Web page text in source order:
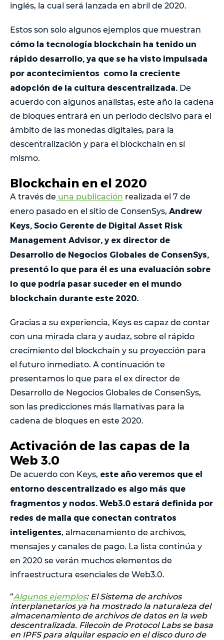
inglés, la cual será lanzada en abril de 2020.
Estos son solo algunos ejemplos que muestran
cómo la tecnología blockchain ha tenido un
rápido desarrollo, ya que se ha visto impulsada
por acontecimientos como la creciente
adopción de la cultura descentralizada. De
acuerdo con algunos analistas, este año la cadena
de bloques entrará en un periodo decisivo para el
ámbito de las monedas digitales, para la
descentralización y para el blockchain en sí
mismo.
Blockchain en el 2020
A través de una publicación realizada el 7 de
enero pasado en el sitio de ConsenSys, Andrew
Keys, Socio Gerente de Digital Asset Risk
Management Advisor, y ex director de
Desarrollo de Negocios Globales de ConsenSys,
presentó lo que para él es una evaluación sobre
lo que podría pasar suceder en el mundo
blockchain durante este 2020.
Gracias a su experiencia, Keys es capaz de contar
con una mirada clara y audaz, sobre el rápido
crecimiento del blockchain y su proyección para
el futuro inmediato. A continuación te
presentamos lo que para el ex director de
Desarrollo de Negocios Globales de ConsenSys,
son las predicciones más llamativas para la
cadena de bloques en este 2020.
Activación de las capas de la
Web 3.0
De acuerdo con Keys, este año veremos que el
entorno descentralizado es algo más que
fragmentos y nodos. Web3.0 estará definida por
redes de malla que conectan contratos
inteligentes, almacenamiento de archivos,
mensajes y canales de pago. La lista continúa y
en 2020 se verán muchos elementos de
infraestructura esenciales de Web3.0.
“Algunos ejemplos: El Sistema de archivos
interplanetarios ya ha mostrado la naturaleza del
almacenamiento de archivos de datos en la web
descentralizada. Filecoin de Protocol Labs se basa
en IPFS para alquilar espacio en el disco duro de